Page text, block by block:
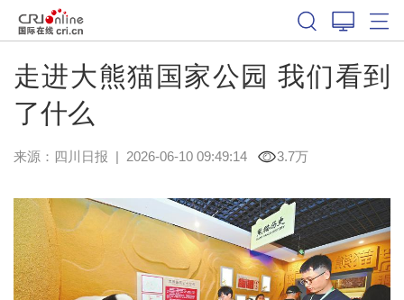
走进大熊猫国家公园 我们看到
了什么
来源： 四川日报 | 2026-06-10 09:49:14 3.7万